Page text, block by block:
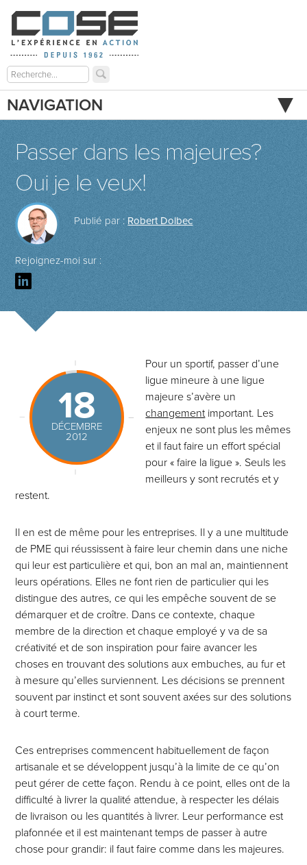
NAVIGATION
Passer dans les majeures?
Oui je le veux!
Publié par :Robert Dolbec
Rejoignez-moi sur :
18
DÉCEMBRE
2012
Pour un sportif, passer d’une
ligue mineure à une ligue
majeure s’avère un
changementimportant. Les
enjeux ne sont plus les mêmes
et il faut faire un effort spécial
pour « faire la ligue ». Seuls les
meilleurs y sont recrutés et y
restent.
Il en est de même pour les entreprises. Il y a une multitude
de PME qui réussissent à faire leur chemin dans une niche
qui leur est particulière et qui, bon an mal an, maintiennent
leurs opérations. Elles ne font rien de particulier qui les
distingue des autres, ce qui les empêche souvent de se
démarquer et de croître. Dans ce contexte, chaque
membre de la direction et chaque employé y va de sa
créativité et de son inspiration pour faire avancer les
choses en trouvant des solutions aux embuches, au fur et
à mesure qu’elles surviennent. Les décisions se prennent
souvent par instinct et sont souvent axées sur des solutions
à court terme.
Ces entreprises commencent habituellement de façon
artisanale et se développent jusqu’à la limite de ce qu’on
peut gérer de cette façon. Rendu à ce point, elles ont de la
difficulté à livrer la qualité attendue, à respecter les délais
de livraison ou les quantités à livrer. Leur performance est
plafonnée et il est maintenant temps de passer à autre
chose pour grandir: il faut faire comme dans les majeures.